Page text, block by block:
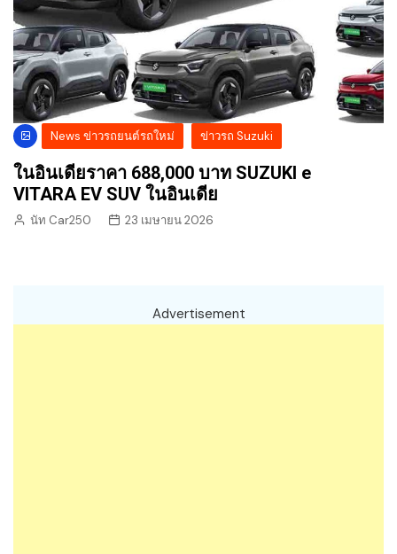
News ข่าวรถยนต์รถใหม่ ข่าวรถ Suzuki
ในอินเดียราคา 688,000 บาท SUZUKI e
VITARA EV SUV ในอินเดีย
นัท Car250 23 เมษายน 2026
Advertisement